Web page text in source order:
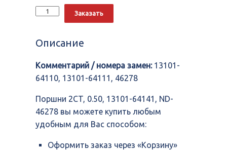
Количество
Поршни
13101-
ND-
46278
Заказать
Описание
Комментарий / номера замен:13101-
64110, 13101-64111, 46278
Поршни 2CT, 0.50, 13101-64141, ND-
46278 вы можете купить любым
удобным для Вас способом:
Оформить заказ через «Корзину»